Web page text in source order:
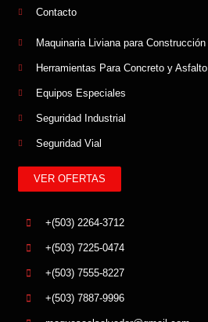
Contacto
Maquinaria Liviana para Construcción
Herramientas Para Concreto y Asfalto
Equipos Especiales
Seguridad Industrial
Seguridad Vial
VER OFERTAS
+(503) 2264-3712
+(503) 7225-0474
+(503) 7555-8227
+(503) 7887-9996